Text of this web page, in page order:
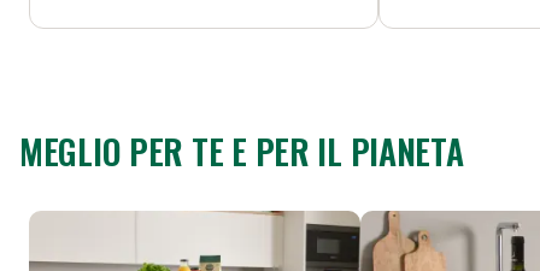
MEGLIO PER TE E PER IL PIANETA